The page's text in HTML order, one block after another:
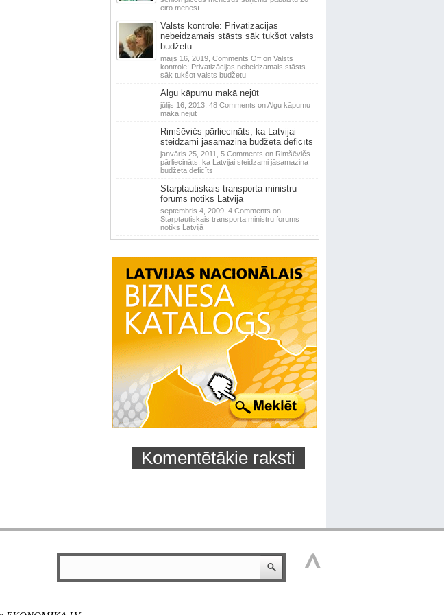
eiro mēnesī
Valsts kontrole: Privatizācijas
nebeidzamais stāsts sāk tukšot valsts
budžetu
maijs 16, 2019, Comments Offon Valsts
kontrole: Privatizācijas nebeidzamais stāsts
sāk tukšot valsts budžetu
Algu kāpumu makā nejūt
jūlijs 16, 2013, 48 Comments on Algu kāpumu
makā nejūt
Rimšēvičs pārliecināts, ka Latvijai
steidzami jāsamazina budžeta deficīts
janvāris 25, 2011, 5 Comments on Rimšēvičs
pārliecināts, ka Latvijai steidzami jāsamazina
budžeta deficīts
Starptautiskais transporta ministru
forums notiks Latvijā
septembris 4, 2009, 4 Comments on
Starptautiskais transporta ministru forums
notiks Latvijā
Komentētākie raksti